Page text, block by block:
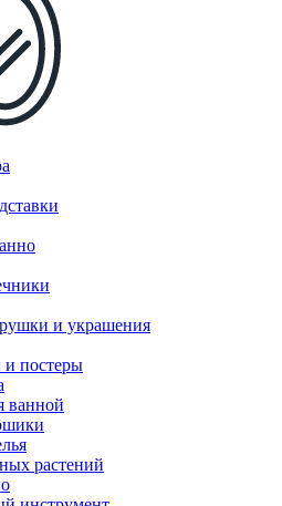
и украшения
постеры
ванной
растений